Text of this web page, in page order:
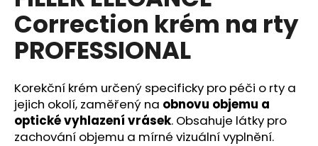
0,0
z
5
hvězdiček.
Correction krém na rty
PROFESSIONAL
Korekční krém určený specificky pro péči o rty a
jejich okolí, zaměřený na obnovu objemu a
optické vyhlazení vrásek. Obsahuje látky pro
zachování objemu a mírné vizuální vyplnění.
a
j
í
?